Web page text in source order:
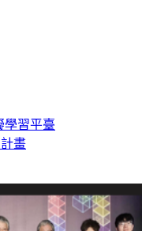
學習平臺
畫